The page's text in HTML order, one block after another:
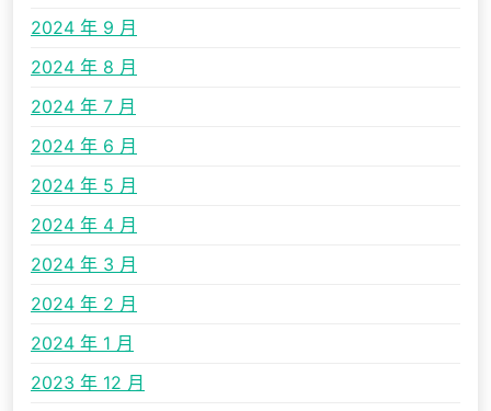
2024 年 9 月
2024 年 8 月
2024 年 7 月
2024 年 6 月
2024 年 5 月
2024 年 4 月
2024 年 3 月
2024 年 2 月
2024 年 1 月
2023 年 12 月